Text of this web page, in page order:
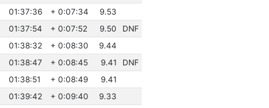
01:37:36 + 0:07:34
9.53
01:37:54 + 0:07:52 9.50
DNF
01:38:32 + 0:08:30
9.44
01:38:47 + 0:08:45 9.41
DNF
01:38:51 + 0:08:49
9.41
01:39:42 + 0:09:40
9.33